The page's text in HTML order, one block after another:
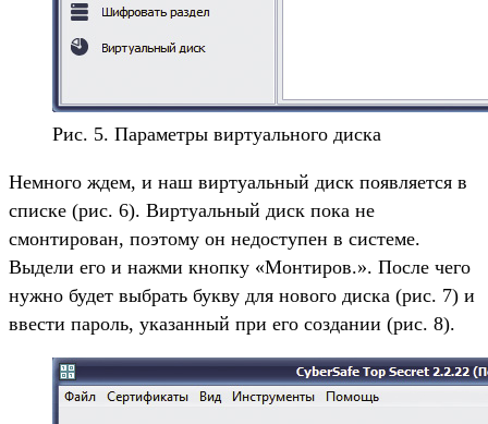
Рис. 5. Параметры виртуального диска
Немного ждем, и наш виртуальный диск появляется в
списке (рис. 6). Виртуальный диск пока не
смонтирован, поэтому он недоступен в системе.
Выдели его и нажми кнопку «Монтиров.». После чего
нужно будет выбрать букву для нового диска (рис. 7) и
ввести пароль, указанный при его создании (рис. 8).